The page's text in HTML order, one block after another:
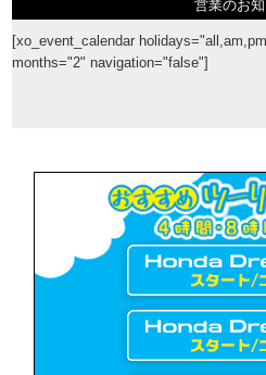
営業のお
[xo_event_calendar
months="2" navigation="false"]